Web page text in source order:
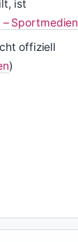
ist
– Sportmedien
offiziell
)